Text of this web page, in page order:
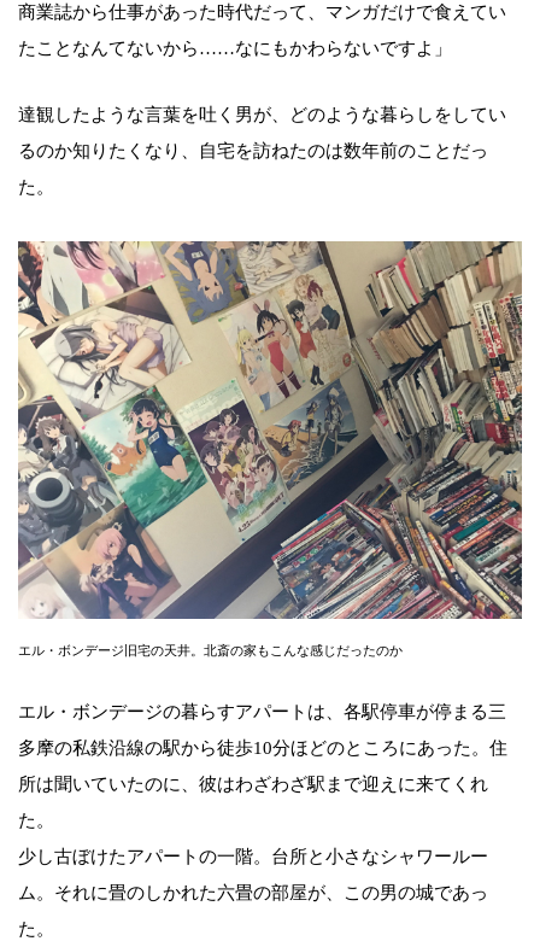
商業誌から仕事があった時代だって、マンガだけで食えてい
たことなんてないから……なにもかわらないですよ」
達観したような言葉を吐く男が、どのような暮らしをしてい
るのか知りたくなり、自宅を訪ねたのは数年前のことだっ
た。
エル・ボンデージ旧宅の天井。北斎の家もこんな感じだったのか
エル・ボンデージの暮らすアパートは、各駅停車が停まる三
多摩の私鉄沿線の駅から徒歩10分ほどのところにあった。住
所は聞いていたのに、彼はわざわざ駅まで迎えに来てくれ
た。
少し古ぼけたアパートの一階。台所と小さなシャワールー
ム。それに畳のしかれた六畳の部屋が、この男の城であっ
た。